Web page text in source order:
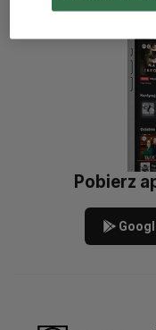
Pobierz